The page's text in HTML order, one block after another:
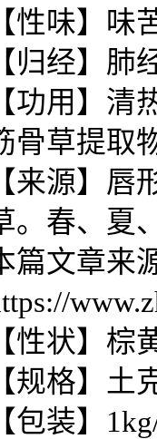
【性味】味
【归经】肺
【功用】
骨草提取
【来源】唇
。春、夏
篇文章来
【性状】棕
【规格】土
【包装】